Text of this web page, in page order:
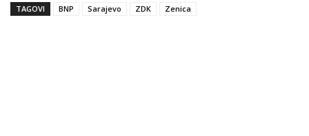
TAGOVI
BNP Sarajevo ZDK Zenica